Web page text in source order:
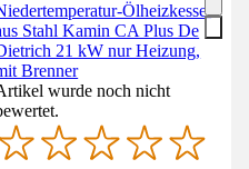
Ölheizkessel
Stahl Kamin CA Plus De
21 kW nur Heizung,
Brenner
wurde noch nicht